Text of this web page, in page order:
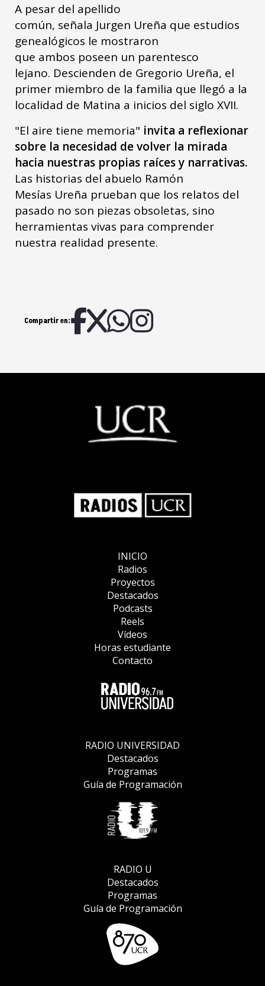
A pesar del apellido
común, señala Jurgen Ureña que estudios
genealógicos le mostraron
que ambos poseen un parentesco
lejano. Descienden de Gregorio Ureña, el
primer miembro de la familia que llegó a la
localidad de Matina a inicios del siglo XVII.
"El aire tiene memoria" invita a reflexionar
sobre la necesidad de volver la mirada
hacia nuestras propias raíces y narrativas.
Las historias del abuelo Ramón
Mesías Ureña prueban que los relatos del
pasado no son piezas obsoletas, sino
herramientas vivas para comprender
nuestra realidad presente.
Compartir en:
INICIO
Radios
Proyectos
Destacados
Podcasts
Reels
Vídeos
Horas estudiante
Contacto
RADIO UNIVERSIDAD
Destacados
Programas
Guía de Programación
RADIO U
Destacados
Programas
Guía de Programación